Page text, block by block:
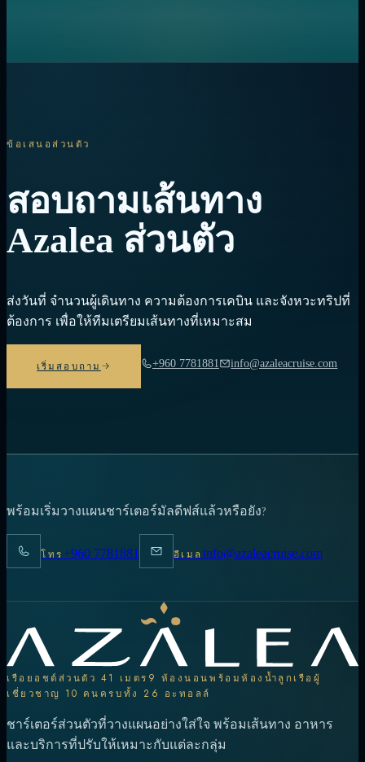
ข้อเสนอส่วนตัว
สอบถามเส้นทาง
Azalea ส่วนตัว
ส่งวันที่ จำนวนผู้เดินทาง ความต้องการเคบิน และจังหวะทริปที่
ต้องการ เพื่อให้ทีมเตรียมเส้นทางที่เหมาะสม
เริ่มสอบถาม +960 7781881 info@azaleacruise.com
พร้อมเริ่มวางแผนชาร์เตอร์มัลดีฟส์แล้วหรือยัง?
โทร+960 7781881 อีเมล info@azaleacruise.com
เรือยอชต์ส่วนตัว 41 เมตร 9 ห้องนอนพร้อมห้องน้ำลูกเรือผู้
เชี่ยวชาญ 10 คน ครบทั้ง 26 อะทอลล์
ชาร์เตอร์ส่วนตัวที่วางแผนอย่างใส่ใจ พร้อมเส้นทาง อาหาร
และบริการที่ปรับให้เหมาะกับแต่ละกลุ่ม